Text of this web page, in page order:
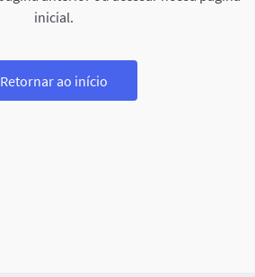
inicial.
Retornar ao início